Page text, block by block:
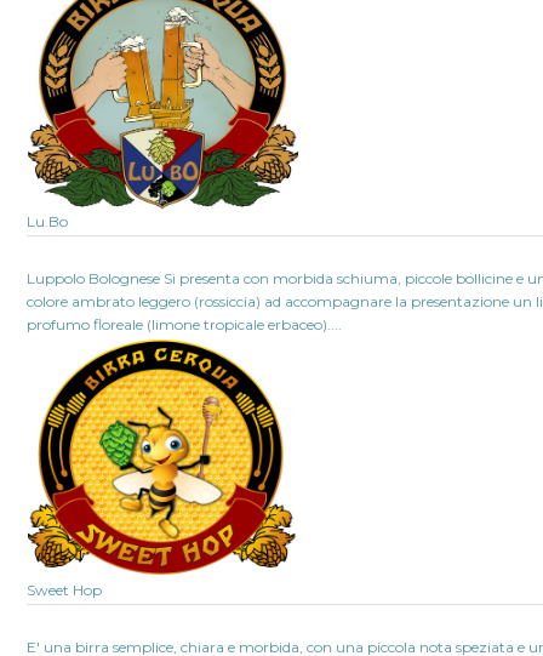
Lu.Bo
Luppolo Bolognese Si presenta con morbida schiuma, piccole bollicine e
colore ambrato leggero (rossiccia) ad accompagnare la presentazione un
profumo floreale (limone tropicale erbaceo)....
Sweet Hop
E' una birra semplice, chiara e morbida, con una piccola nota speziata e